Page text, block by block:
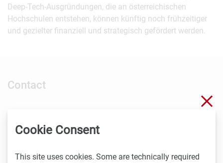
Deep-Tech-Ausgründungen, die an österreichischen
Hochschulen entstehen, können künftig noch frühzeitiger
und gezielter finanziell und strategisch gefördert werden.
Contact
Technische Universität Wien, Marketing & PR
Cookie Consent
This site uses cookies. Some are technically required